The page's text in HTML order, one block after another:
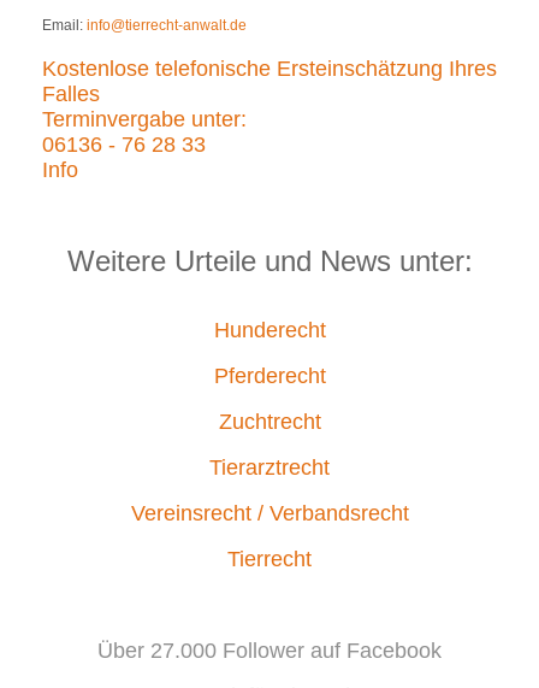
Email: info@tierrecht-anwalt.de
Kostenlose telefonische Ersteinschätzung Ihres
Falles
Terminvergabe unter:
06136 - 76 28 33
Info
Weitere Urteile und News unter:
Hunderecht
Pferderecht
Zuchtrecht
Tierarztrecht
Vereinsrecht / Verbandsrecht
Tierrecht
Über 27.000 Follower auf Facebook